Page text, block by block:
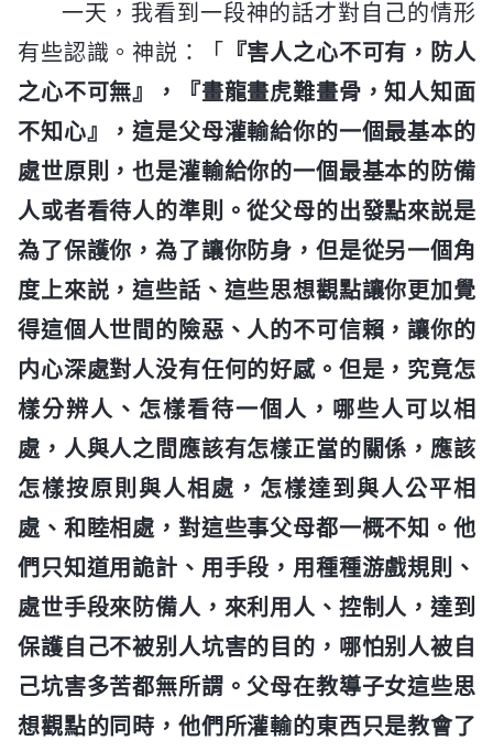
一天，我看到一段神的話才對自己的情形
有些認識。神説：「
『害人之心不可有，防人
之心不可無』，『畫龍畫虎難畫骨，知人知面
不知心』，這是父母灌輸給你的一個最基本的
處世原則，也是灌輸給你的一個最基本的防備
人或者看待人的準則。從父母的出發點來説是
為了保護你，為了讓你防身，但是從另一個角
度上來説，這些話、這些思想觀點讓你更加覺
得這個人世間的險惡、人的不可信賴，讓你的
内心深處對人没有任何的好感。但是，究竟怎
樣分辨人、怎樣看待一個人，哪些人可以相
處，人與人之間應該有怎樣正當的關係，應該
怎樣按原則與人相處，怎樣達到與人公平相
處、和睦相處，對這些事父母都一概不知。他
們只知道用詭計、用手段，用種種游戲規則、
處世手段來防備人，來利用人、控制人，達到
保護自己不被别人坑害的目的，哪怕别人被自
己坑害多苦都無所謂。父母在教導子女這些思
想觀點的同時，他們所灌輸的東西只是教會了